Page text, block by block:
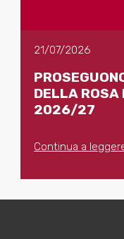
21/07/2026
DELLA ROSA
2026/27
Continua a